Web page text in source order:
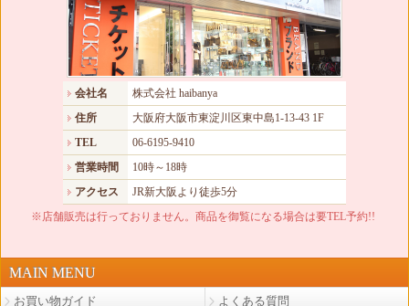
会社名
株式会社 haibanya
住所
大阪府大阪市東淀川区東中島1-13-43 1F
TEL
06-6195-9410
営業時間
10時～18時
アクセス
JR新大阪より徒歩5分
※店舗販売は行っておりません。商品を御覧になる場合は要TEL予約!!
MAIN MENU
お買い物ガイド よくある質問